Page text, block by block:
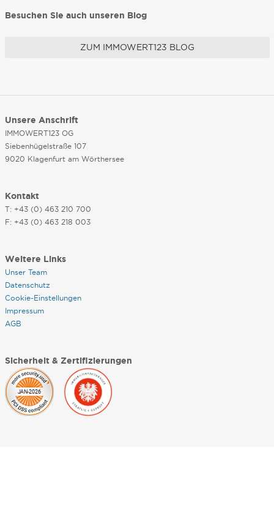
Besuchen Sie auch unseren Blog
ZUM IMMOWERT123 BLOG
Unsere Anschrift
IMMOWERT123 OG
Siebenhügelstraße 107
9020 Klagenfurt am Wörthersee
Kontakt
T: +43 (0) 463 210 700
F: +43 (0) 463 218 003
Weitere Links
Unser Team
Datenschutz
Cookie-Einstellungen
Impressum
AGB
Sicherheit & Zertifizierungen